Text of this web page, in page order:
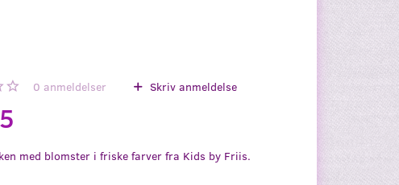
0 anmeldelser Skriv anmeldelse
med blomster i friske farver fra Kids by Friis.